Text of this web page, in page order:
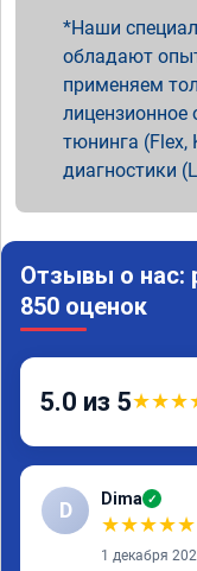
Наши
обладают
применяем
лицензионное
тюнинга (Flex,
диагностики
Отзывы о нас:
850 оценок
5.0 из 5★★★
D Dima ✓
★★★★★
1 декабря